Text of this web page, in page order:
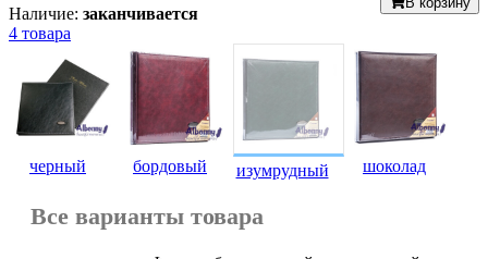
Наличие: заканчивается
4 товара
черный бордовый изумрудный шоколад
Все варианты товара